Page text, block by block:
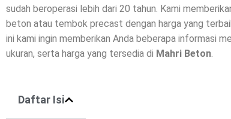
sudah beroperasi lebih dari 20 tahun. Kami
beton atau tembok precast dengan harga yang
ini kami ingin memberikan Anda beberapa informasi
ukuran, serta harga yang tersedia di Mahri Beton
Daftar Isi